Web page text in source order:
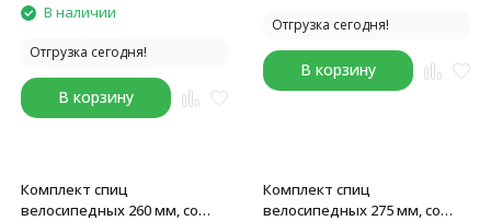
В наличии
Отгрузка сегодня!
В корзину
Отгрузка сегодня!
В корзину
Комплект спиц
велосипедных 260 мм, со
Комплект спиц
велосипедных 275 мм, со